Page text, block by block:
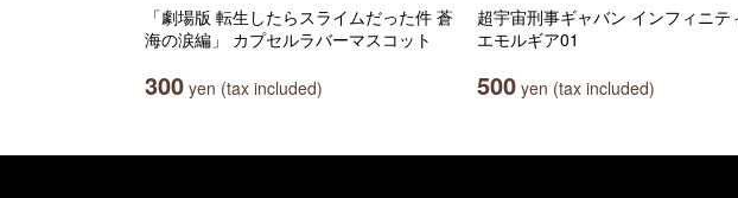
「劇場版 転生したらスライムだった件 蒼
海の涙編」 カプセルラバーマスコット
300 yen (tax included)
超宇宙刑事ギャバン インフィニテ
エモルギア01
500 yen (tax included)